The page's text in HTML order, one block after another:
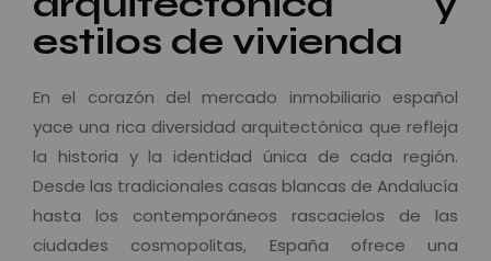
estilos de vivienda
En el corazón del mercado inmobiliario español
yace una rica diversidad arquitectónica que refleja
la historia y la identidad única de cada región.
Desde las tradicionales casas blancas de Andalucía
hasta los contemporáneos rascacielos de las
ciudades cosmopolitas, España ofrece una